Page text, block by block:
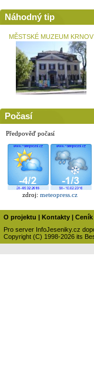
Náhodný tip
MĚSTSKÉ MUZEUM KRNOV
Počasí
Předpověď počasí
zdroj: meteopress.cz
O projektu Kontakty
Pro server InfoJeseniky.cz
Copyright (C) 1998-2026 its